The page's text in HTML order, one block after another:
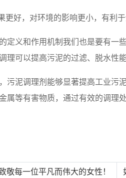
好，对环境的影响更小，有利
义和作用机制我们也是要有
可以提高污泥的过滤、脱水性
泥调理剂能够显著提高工业
等有害物质，通过有效的调理
敬每一位平凡而伟大的女性！